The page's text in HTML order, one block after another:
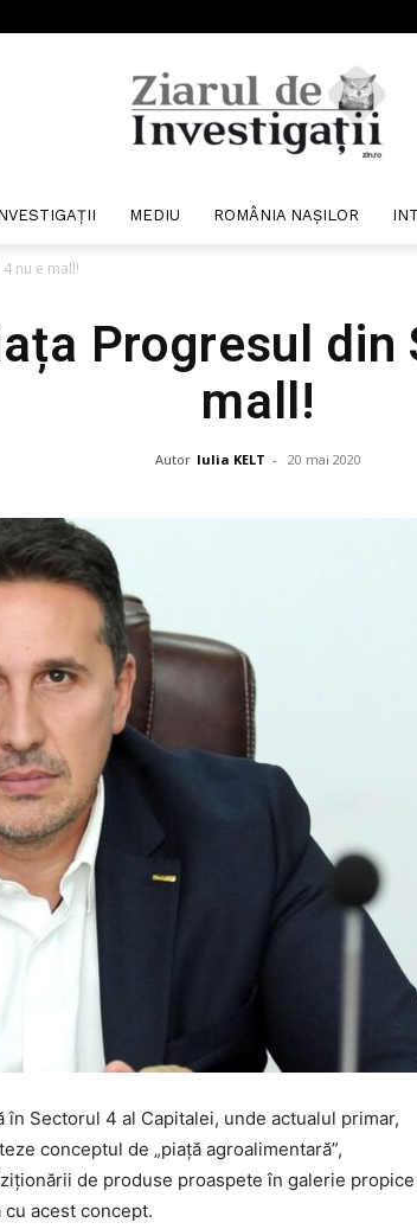
de
MEDIU ROMÂNIA NAȘILOR
nu e mall!
Progresul din
mall!
Autor Iulia KELT - 20 mai 2020
Sectorul 4 al Capitalei, unde actualul primar,
conceptul de „piață agroalimentară”,
de produse proaspete în galerie propice
acest concept.